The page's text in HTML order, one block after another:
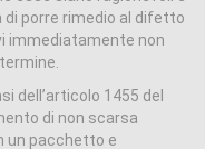
porre rimedio al difetto
immediatamente non
dell’articolo 1455 del
di non scarsa
un pacchetto e